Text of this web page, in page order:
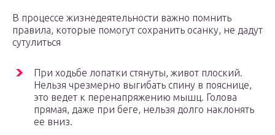
В процессе жизнедеятельности важно помнить
правила, которые помогут сохранить осанку, не дадут
сутулиться
При ходьбе лопатки стянуты, живот плоский.
Нельзя чрезмерно выгибать спину в пояснице,
это ведет к перенапряжению мышц. Голова
прямая, даже при беге, нельзя долго наклонять
ее вниз.